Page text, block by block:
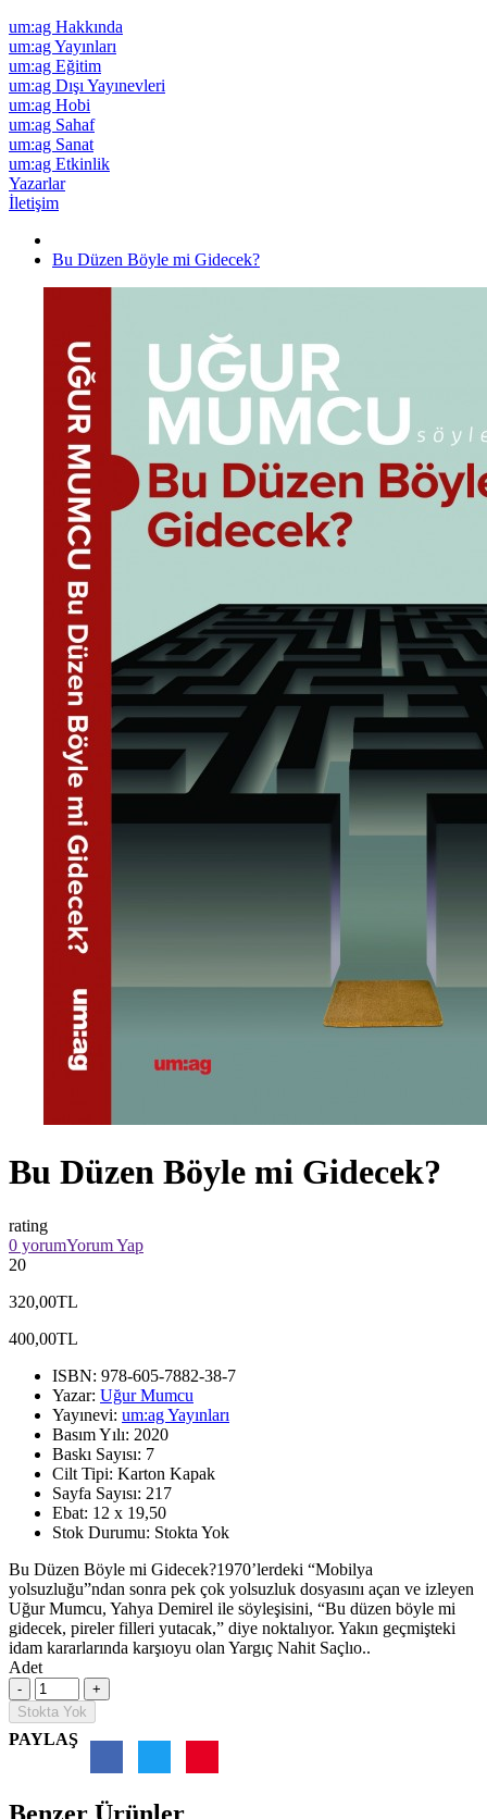
um:ag Hakkında
um:ag Yayınları
um:ag Eğitim
um:ag Dışı Yayınevleri
um:ag Hobi
um:ag Sahaf
um:ag Sanat
um:ag Etkinlik
Yazarlar
İletişim
Bu Düzen Böyle mi Gidecek?
Bu Düzen Böyle mi Gidecek?
rating
0 yorumYorum Yap
20
320,00TL
400,00TL
ISBN: 978-605-7882-38-7
Yazar: Uğur Mumcu
Yayınevi: um:ag Yayınları
Basım Yılı: 2020
Baskı Sayısı: 7
Cilt Tipi: Karton Kapak
Sayfa Sayısı: 217
Ebat: 12 x 19,50
Stok Durumu: Stokta Yok
Bu Düzen Böyle mi Gidecek?1970’lerdeki “Mobilya
yolsuzluğu”ndan sonra pek çok yolsuzluk dosyasını açan ve izleyen
Uğur Mumcu, Yahya Demirel ile söyleşisini, “Bu düzen böyle mi
gidecek, pireler filleri yutacak,” diye noktalıyor. Yakın geçmişteki
idam kararlarında karşıoyu olan Yargıç Nahit Saçlıo..
Adet
Stokta Yok
PAYLAŞ
Benzer Ürünler